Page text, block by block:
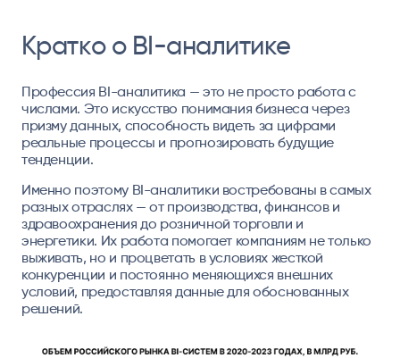
Кратко о BI-аналитике
Профессия BI-аналитика — это не просто работа с
числами. Это искусство понимания бизнеса через
призму данных, способность видеть за цифрами
реальные процессы и прогнозировать будущие
тенденции.
Именно поэтому BI-аналитики востребованы в самых
разных отраслях — от производства, финансов и
здравоохранения до розничной торговли и
энергетики. Их работа помогает компаниям не только
выживать, но и процветать в условиях жесткой
конкуренции и постоянно меняющихся внешних
условий, предоставляя данные для обоснованных
решений.